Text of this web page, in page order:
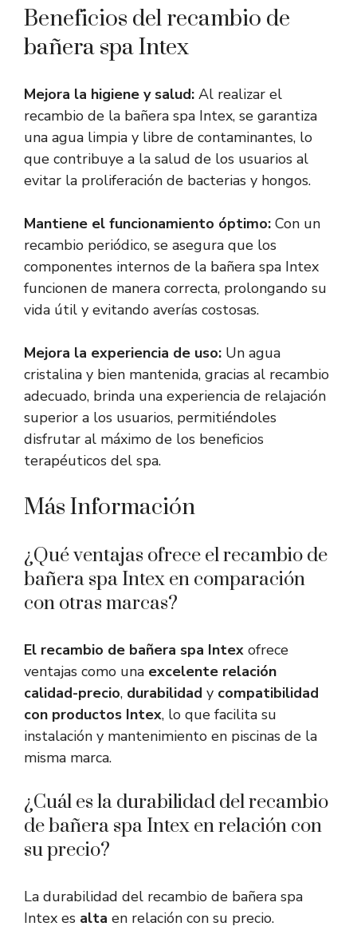
Beneficios del recambio de
bañera spa Intex
Mejora la higiene y salud: Al realizar el
recambio de la bañera spa Intex, se garantiza
una agua limpia y libre de contaminantes, lo
que contribuye a la salud de los usuarios al
evitar la proliferación de bacterias y hongos.
Mantiene el funcionamiento óptimo: Con un
recambio periódico, se asegura que los
componentes internos de la bañera spa Intex
funcionen de manera correcta, prolongando su
vida útil y evitando averías costosas.
Mejora la experiencia de uso: Un agua
cristalina y bien mantenida, gracias al recambio
adecuado, brinda una experiencia de relajación
superior a los usuarios, permitiéndoles
disfrutar al máximo de los beneficios
terapéuticos del spa.
Más Información
¿Qué ventajas ofrece el recambio de
bañera spa Intex en comparación
con otras marcas?
El recambio de bañera spa Intex ofrece
ventajas como una excelente relación
calidad-precio, durabilidad y compatibilidad
con productos Intex, lo que facilita su
instalación y mantenimiento en piscinas de la
misma marca.
¿Cuál es la durabilidad del recambio
de bañera spa Intex en relación con
su precio?
La durabilidad del recambio de bañera spa
Intex es alta en relación con su precio.